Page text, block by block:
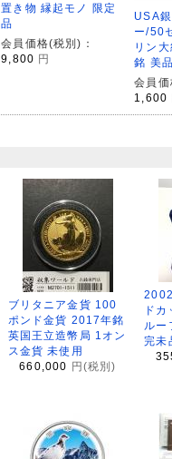
置き物 縁起モノ 限定
品
会員価格(税別)：
9,800 円
USA
ー/50
リン
銘 美品
会員価
1,600
ブリタニア金貨 100
ポンド金貨 2017年銘
英国王立造幣局 1オン
ス金貨 未使用
660,000
円(税別)
ド
ルー
完未